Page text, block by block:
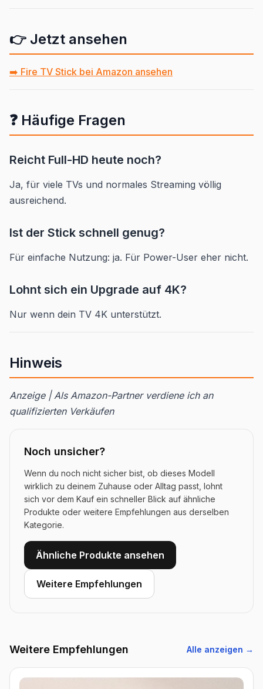
👉 Jetzt ansehen
➡️ Fire TV Stick bei Amazon ansehen
❓ Häufige Fragen
Reicht Full-HD heute noch?
Ja, für viele TVs und normales Streaming völlig
ausreichend.
Ist der Stick schnell genug?
Für einfache Nutzung: ja. Für Power-User eher nicht.
Lohnt sich ein Upgrade auf 4K?
Nur wenn dein TV 4K unterstützt.
Hinweis
Anzeige | Als Amazon-Partner verdiene ich an
qualifizierten Verkäufen
Noch unsicher?
Wenn du noch nicht sicher bist, ob dieses Modell
wirklich zu deinem Zuhause oder Alltag passt, lohnt
sich vor dem Kauf ein schneller Blick auf ähnliche
Produkte oder weitere Empfehlungen aus derselben
Kategorie.
Ähnliche Produkte ansehen
Weitere Empfehlungen
Weitere Empfehlungen Alle anzeigen →